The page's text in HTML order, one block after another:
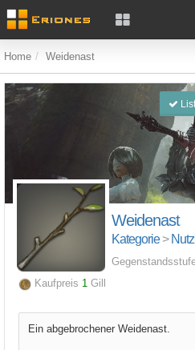
Home Weidenast
Weidenast
Kategorie>
Gegenstandsstufe
Kaufpreis 1 Gill
Ein abgebrochener Weidenast.